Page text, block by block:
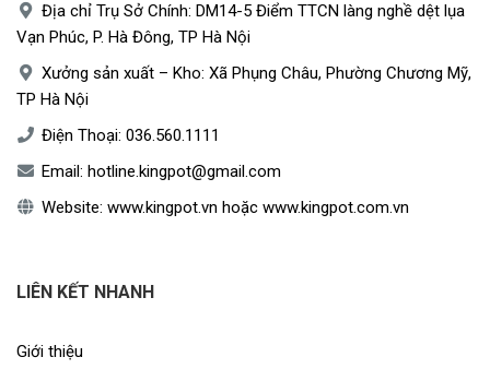
Địa chỉ Trụ Sở Chính: DM14-5 Điểm TTCN làng nghề dệt lụa
Vạn Phúc, P. Hà Đông, TP Hà Nội
Xưởng sản xuất – Kho: Xã Phụng Châu, Phường Chương Mỹ,
TP Hà Nội
Điện Thoại: 036.560.1111
Email: hotline.kingpot@gmail.com
Website: www.kingpot.vn hoặc www.kingpot.com.vn
LIÊN KẾT NHANH
Giới thiệu